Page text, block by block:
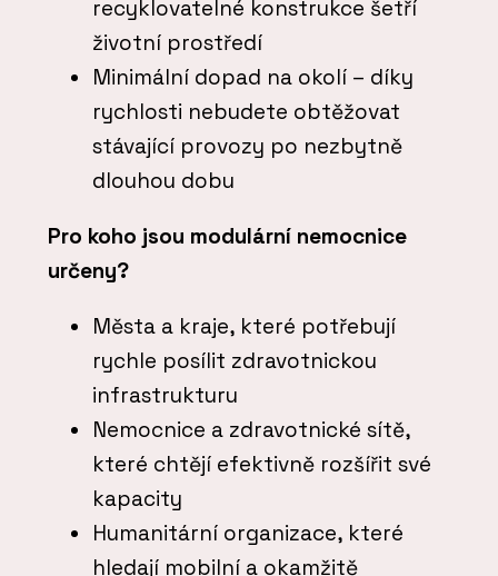
recyklovatelné konstrukce šetří
životní prostředí
Minimální dopad na okolí – díky
rychlosti nebudete obtěžovat
stávající provozy po nezbytně
dlouhou dobu
Pro koho jsou modulární nemocnice
určeny?
Města a kraje, které potřebují
rychle posílit zdravotnickou
infrastrukturu
Nemocnice a zdravotnické sítě,
které chtějí efektivně rozšířit své
kapacity
Humanitární organizace, které
hledají mobilní a okamžitě